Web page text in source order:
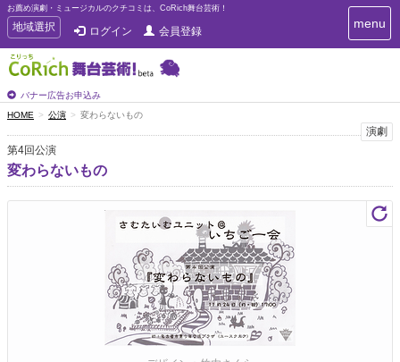
お薦め演劇・ミュージカルのクチコミは、CoRich舞台芸術！
T
o
g
g
e
n
a
v
i
g
地域選択 ログイン 会員登録
バナー広告お申込み
T
o
i
g
menu
HOME 公演 変わらないもの
演劇
第4回公演
変わらないもの